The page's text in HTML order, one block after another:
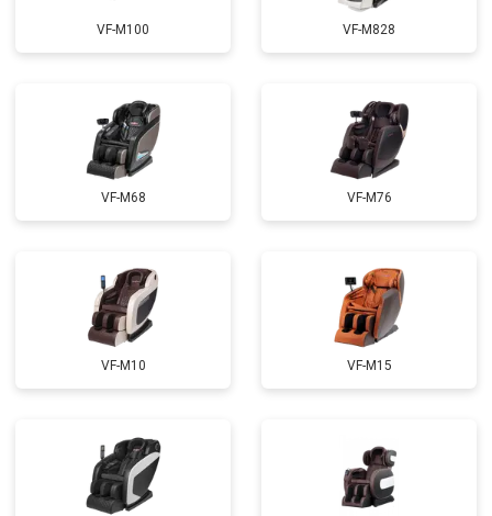
от 3900 ₽
Ремонт сканера от 4800 ₽ Заказать
Замена сетевого трансформатора от 4500 ₽ Заказать
Ремонт микро-лифта от 5500 ₽
VF-M100 VF-M828
VF-M68 VF-M76
VF-M10 VF-M15